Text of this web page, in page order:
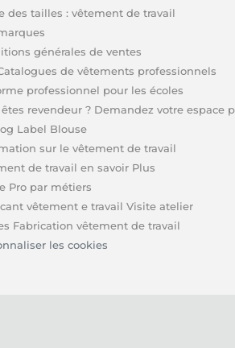
des tailles : vêtement de travail
générales de ventes
de vêtements professionnels
professionnel pour les écoles
êtes revendeur ? Demandez votre espace
Label Blouse
sur le vêtement de travail
de travail en savoir Plus
Pro par métiers
vêtement e travail Visite atelier
Fabrication vêtement de travail
les cookies